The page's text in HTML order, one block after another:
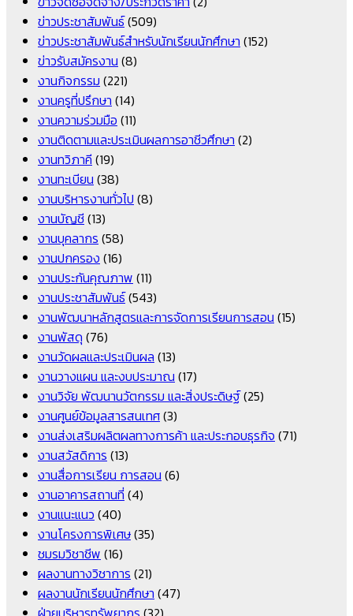
ข่าวประชาสัมพันธ์(509)
ข่าวประชาสัมพันธ์สำหรับนักเรียนนักศึกษา (152)
ข่าวรับสมัครงาน (8)
งานกิจกรรม (221)
งานครูที่ปรึกษา (14)
งานความร่วมมือ (11)
งานติดตามและประเมินผลการอาชีวศึกษา (2)
งานทวิภาคี (19)
งานทะเบียน (38)
งานบริหารงานทั่วไป (8)
งานบัญชี(13)
งานบุคลากร (58)
งานปกครอง (16)
งานประกันคุณภาพ (11)
งานประชาสัมพันธ์(543)
งานพัฒนาหลักสูตรและการจัดการเรียนการสอน (15)
งานพัสดุ (76)
งานวัดผลและประเมินผล (13)
งานวางแผน และงบประมาณ (17)
งานวิจัย พัฒนานวัตกรรม และสิ่งประดิษฐ์(25)
งานศูนย์ข้อมูลสารสนเทศ(3)
งานส่งเสริมผลิตผลทางการค้า และประกอบธุรกิจ (71)
งานสวัสดิการ (13)
งานสื่อการเรียน การสอน (6)
งานอาคารสถานที่ (4)
งานแนะแนว (40)
งานโครงการพิเศษ(35)
ชมรมวิชาชีพ (16)
ผลงานทางวิชาการ (21)
ผลงานนักเรียนนักศึกษา (47)